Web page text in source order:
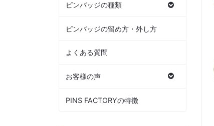
ピンバッジの種類
ピンバッジの留め方・外し方
よくある質問
お客様の声
PINS FACTORYの特徴